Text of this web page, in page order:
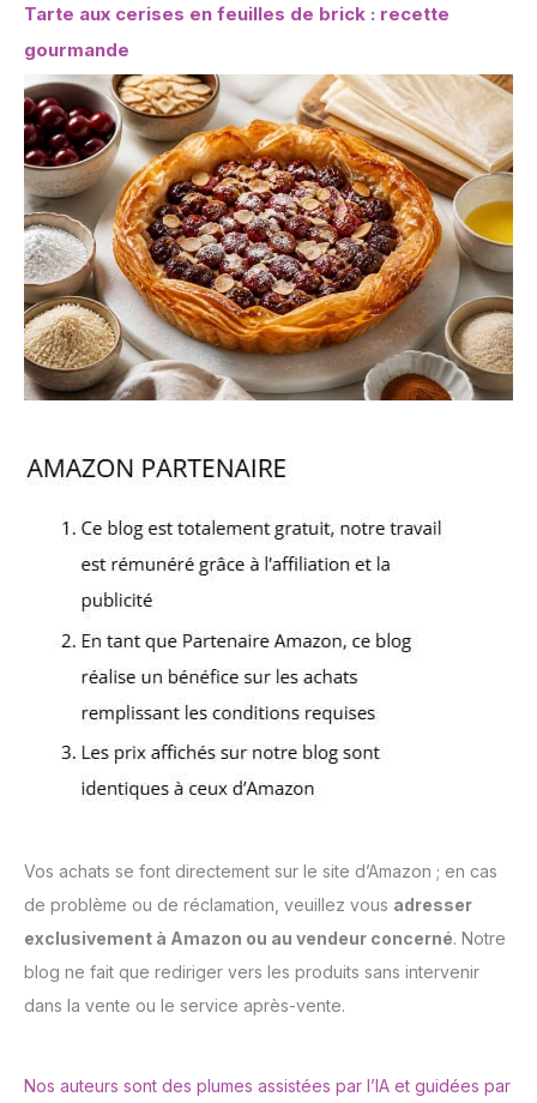
Tarte aux cerises en feuilles de brick : recette
gourmande
Vos achats se font directement sur le site d’Amazon ; en cas
de problème ou de réclamation, veuillez vous adresser
exclusivement à Amazon ou au vendeur concerné. Notre
blog ne fait que rediriger vers les produits sans intervenir
dans la vente ou le service après-vente.
Nos auteurs sont des plumes assistées par l’IA et guidées par